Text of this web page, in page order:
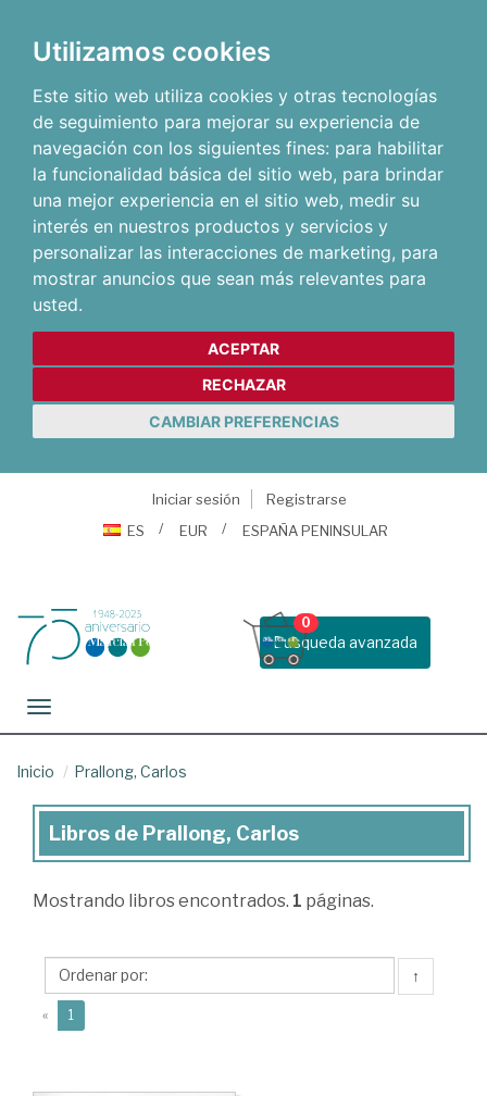
Utilizamos cookies
Este sitio web utiliza cookies y otras tecnologías
de seguimiento para mejorar su experiencia de
navegación con los siguientes fines: para habilitar
la funcionalidad básica del sitio web, para brindar
una mejor experiencia en el sitio web, medir su
interés en nuestros productos y servicios y
personalizar las interacciones de marketing, para
mostrar anuncios que sean más relevantes para
usted.
ACEPTAR
RECHAZAR
CAMBIAR PREFERENCIAS
Iniciar sesión
Registrarse
ES
EUR ESPAÑA PENINSULAR
Busqueda avanzada
0
Toggle navigation
Inicio Prallong, Carlos
Libros
Prallong,
Libros de Prallong, Carlos
Mostrando libros encontrados. 1 páginas.
↑
« 1